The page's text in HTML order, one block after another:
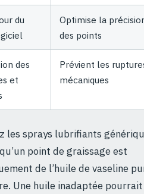
du
Optimise la
des points
des
et
Prévient les
mécaniques
les sprays lubrifiants
point de graissage est
de l’huile de vaseline
Une huile inadaptée pourrait